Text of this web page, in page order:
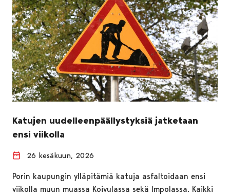
Katujen uudelleenpäällystyksiä jatketaan
ensi viikolla
26 kesäkuun, 2026
Porin kaupungin ylläpitämiä katuja asfaltoidaan ensi
viikolla muun muassa Koivulassa sekä Impolassa. Kaikki